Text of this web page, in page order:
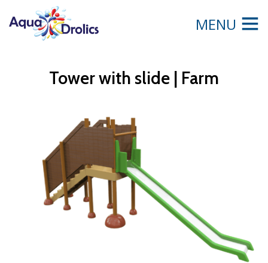
MENU
Tower with slide | Farm